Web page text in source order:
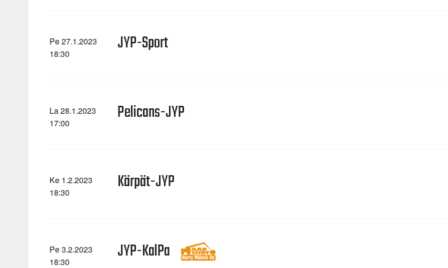
Pe 27.1.2023
18:30
JYP-Sport
La 28.1.2023
17:00
Pelicans-JYP
Ke 1.2.2023
18:30
Kärpät-JYP
Pe 3.2.2023
18:30
JYP-KalPa